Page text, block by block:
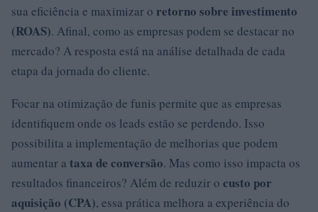
sua eficiência e maximizar o retorno sobre investimento
(ROAS). Afinal, como as empresas podem se destacar no
mercado? A resposta está na análise detalhada de cada
etapa da jornada do cliente.
Focar na otimização de funis permite que as empresas
identifiquem onde os leads estão se perdendo. Isso
possibilita a implementação de melhorias que podem
aumentar a taxa de conversão. Mas como isso impacta os
resultados financeiros? Além de reduzir o custo por
aquisição (CPA), essa prática melhora a experiência do